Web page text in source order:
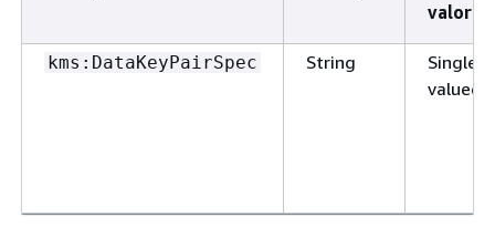
valor
kms:DataKeyPairSpec String
Single-
valued